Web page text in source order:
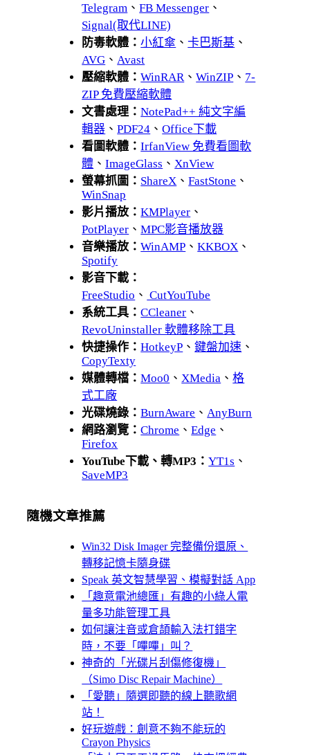
Telegram 、FB Messenger 、
Signal(取代LINE)
防毒軟體：小紅傘 、卡巴斯基 、
AVG 、 Avast
壓縮軟體：WinRAR 、WinZIP 、 7-
ZIP 免費壓縮軟體
文書處理：NotePad++ 純文字編
輯器 、PDF24 、Office下載
看圖軟體：IrfanView 免費看圖軟
體 、ImageGlass 、 XnView
螢幕抓圖： ShareX 、FastStone 、
WinSnap
影片播放：KMPlayer 、
PotPlayer 、MPC影音播放器
音樂播放：WinAMP 、KKBOX 、
Spotify
影音下載：
FreeStudio 、 CutYouTube
系統工具：CCleaner 、
RevoUninstaller 軟體移除工具
快捷操作：HotkeyP 、鍵盤加速 、
CopyTexty
媒體轉檔：Moo0 、 XMedia 、格
式工廠
光碟燒錄：BurnAware 、 AnyBurn
網路瀏覽：Chrome 、Edge 、
Firefox
YouTube下載、轉MP3：YT1s 、
SaveMP3
隨機文章推薦
Win32 Disk Imager 完整備份還原、
轉移記憶卡隨身碟
Speak 英文智慧學習、模擬對話 App
「趣意電池總匯」有趣的小綠人電
量多功能管理工具
如何讓注音或倉頡輸入法打錯字
時，不要「嗶嗶」叫？
神奇的「光碟片刮傷修復機」
（Simo Disc Repair Machine）
「愛聽」隨選即聽的線上聽歌網
站！
好玩遊戲：創意不夠不能玩的
Crayon Physics